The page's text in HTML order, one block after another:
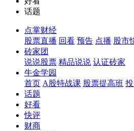
话题
点掌财经
股票直播 回看 预告 点播 股市
砖家团
说说股票 精品说说 认证砖家
牛金学园
首页 A股特战课 股票提高班
话题
好看
快评
财商